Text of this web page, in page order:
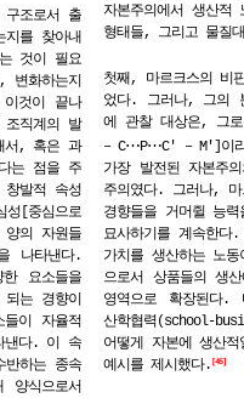
구조로서 출
를 찾아내
것이 필요
화하는지
것이 끝나
직계의 발
서, 혹은 과
는 점을 주
발적 속성
[중심으로
의 자원들
나타낸다.
요소들을
는 경향이
이 자율적
낸다. 이 속
하는 종속
양식으로서
자본주의에서 생산
형태들, 그리고 물질
첫째, 마르크스의 비
었다. 그러나, 그의
에 관찰 대상은, 그
– C⋯P⋯C′ – M′]이
가장 발전된 자본주
주의였다. 그러나, 마
경향들을 거머쥘 능
묘사하기를 계속한
가치를 생산하는 노
으로서 상품들의 생
영역으로 확장된다.
산학협력(school-
어떻게 자본에 생산
예시를 제시했다. 45